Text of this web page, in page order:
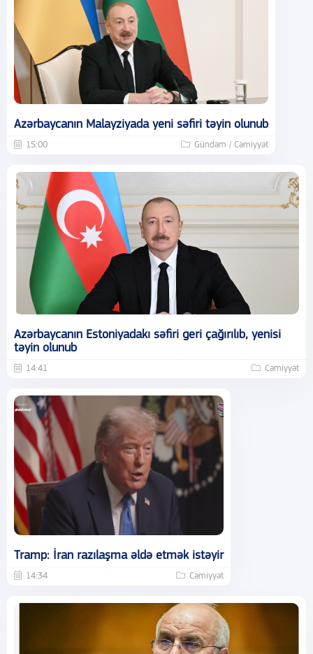
Azərbaycanın Malayziyada yeni səfiri təyin olunub
15:00 Gündəm / Cəmiyyət
Azərbaycanın Estoniyadakı səfiri geri çağırılıb, yenisi
təyin olunub
14:41 Cəmiyyət
Tramp: İran razılaşma əldə etmək istəyir
14:34 Cəmiyyət